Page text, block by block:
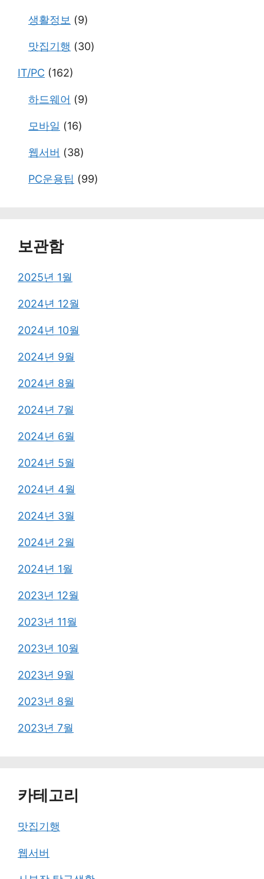
생활정보 (9)
맛집기행 (30)
IT/PC (162)
하드웨어 (9)
모바일 (16)
웹서버 (38)
PC운용팁 (99)
보관함
2025년 1월
2024년 12월
2024년 10월
2024년 9월
2024년 8월
2024년 7월
2024년 6월
2024년 5월
2024년 4월
2024년 3월
2024년 2월
2024년 1월
2023년 12월
2023년 11월
2023년 10월
2023년 9월
2023년 8월
2023년 7월
카테고리
맛집기행
웹서버